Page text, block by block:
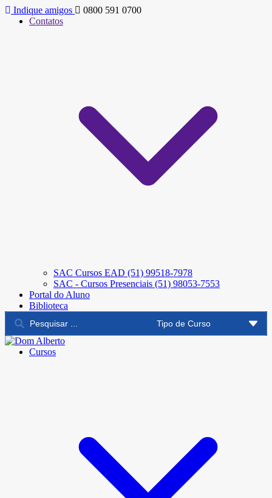
Indique amigos
0800 591 0700
Contatos
SAC Cursos EAD (51) 99518-7978
SAC - Cursos Presenciais (51) 98053-7553
Portal do Aluno
Biblioteca
Cursos